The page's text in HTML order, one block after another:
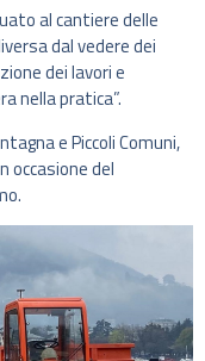
al cantiere delle
dal vedere dei
dei lavori e
nella pratica”.
e Piccoli Comuni,
occasione del